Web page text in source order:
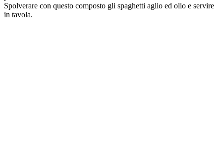
Spolverare con questo composto gli spaghetti aglio ed olio e servire
in tavola.